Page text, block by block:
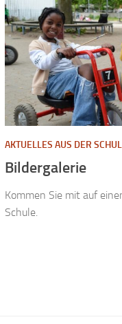
AKTUELLES AUS DER
Bildergalerie
Kommen Sie mit auf
Schule.